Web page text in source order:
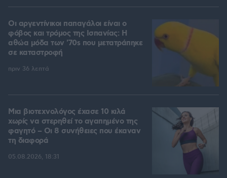
Οι αργεντίνικοι παπαγάλοι είναι ο
φόβος και τρόμος της Ισπανίας: Η
αθώα μόδα των '70s που μετατράπηκε
σε καταστροφή
πριν 36 λεπτά
Μια βιοτεχνολόγος έχασε 10 κιλά
χωρίς να στερηθεί το αγαπημένο της
φαγητό – Οι 8 συνήθειες που έκαναν
τη διαφορά
05.08.2026, 18:31